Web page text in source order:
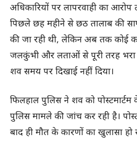
अधिकारियों पर लापरवाही का आरोप
पिछले छह महीने से छठ तालाब की
की जा रही थी, लेकिन अब तक कोई
जलकुंभी और लताओं से पूरी तरह
शव समय पर दिखाई नहीं दिया।
फिलहाल पुलिस ने शव को
पुलिस मामले की जांच कर रही है।
बाद ही मौत के कारणों का खुलासा हो